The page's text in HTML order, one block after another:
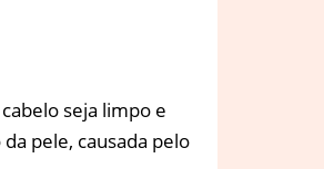
seja limpo e
pele, causada pelo